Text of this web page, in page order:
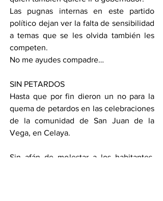
Las pugnas internas en este partido
político dejan ver la falta de sensibilidad
a temas que se les olvida también les
competen.
No me ayudes compadre…
SIN PETARDOS
Hasta que por fin dieron un no para la
quema de petardos en las celebraciones
de la comunidad de San Juan de la
Vega, en Celaya.
Sin afán de molestar a los habitantes,